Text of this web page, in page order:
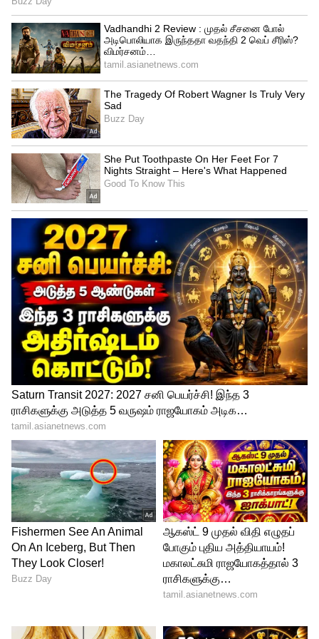
துனிசியா
சர்வதேச நிதியத்தில் ஆப்பிரிக்காவைச்
சேர்ந்த ஏராளமான நாடுகள்
கையேந்துகின்றன. அதில் முதலிடத்தில்
துனிசியா இருக்கிறது. பட்ஜெட்டில் 10
சதவீதம் பற்றாக்குறை இருக்கிறது.
உலகளவில் அதிகமாக
அரசுஊழியர்களுக்கு ஊதியத்துக்காகச்
செலவிடும் நாடாக துனிசியா இருக்கிறது.
கானா
ஆப்பிரிக்க நாடான கானாவில்
பணவீக்கம்30 சதவீதம் உயர்ந்துள்ளது.
கானா நாட்டின் கரன்ஸியான செடி மதிப்பு